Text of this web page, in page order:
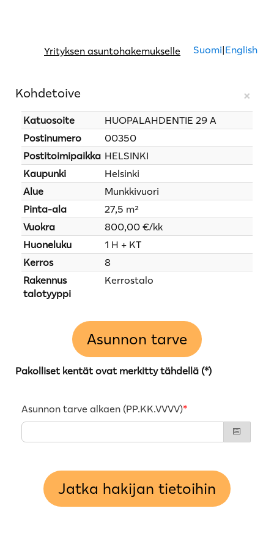
Yrityksen asuntohakemukselle Suomi|English
×
Kohdetoive
Katuosoite
HUOPALAHDENTIE 29 A
Postinumero
00350
Postitoimipaikka HELSINKI
Kaupunki
Helsinki
Alue
Munkkivuori
Pinta-ala
27,5 m²
Vuokra
800,00 €/kk
Huoneluku
1 H + KT
Kerros
8
Rakennus
talotyyppi
Kerrostalo
Asunnon tarve
Pakolliset kentät ovat merkitty tähdellä (*)
Asunnon tarve alkaen (PP.KK.VVVV)